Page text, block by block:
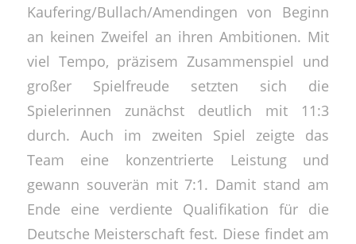
Kaufering/Bullach/Amendingen von Beginn
an keinen Zweifel an ihren Ambitionen. Mit
viel Tempo, präzisem Zusammenspiel und
großer Spielfreude setzten sich die
Spielerinnen zunächst deutlich mit 11:3
durch. Auch im zweiten Spiel zeigte das
Team eine konzentrierte Leistung und
gewann souverän mit 7:1. Damit stand am
Ende eine verdiente Qualifikation für die
Deutsche Meisterschaft fest. Diese findet am